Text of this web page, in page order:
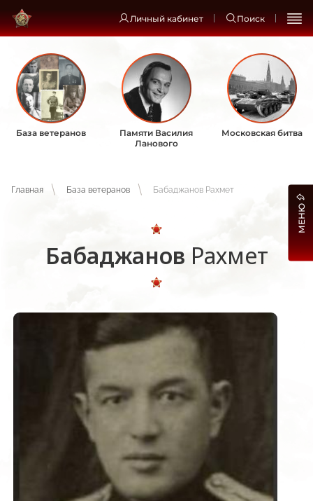
Личный кабинет Поиск
База ветеранов
Памяти Василия
Ланового
Московская битва
Главная База ветеранов Бабаджанов Рахмет
Бабаджанов Рахмет
МЕНЮ